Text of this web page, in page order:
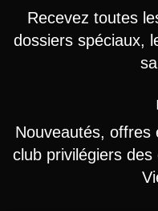
Recevez toutes
dossiers spéciaux,
Nouveautés, offres
club privilégiers